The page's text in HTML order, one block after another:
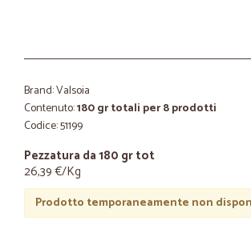
Brand: Valsoia
Contenuto:180 gr totali per 8 prodotti
Codice: 51199
Pezzatura da 180 gr tot
26,39 €/Kg
Prodotto temporaneamente non